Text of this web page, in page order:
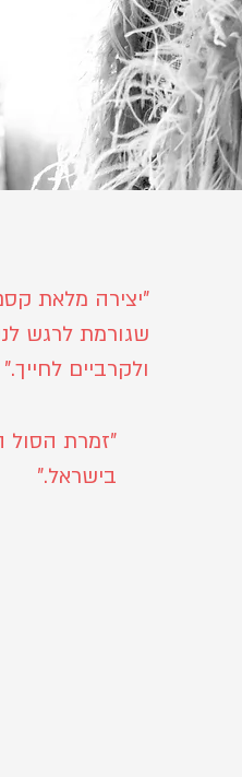
"יצירה מלאת
שגורמת לרגש
ולקרביים לחייך."
"זמרת הסול
בישראל."